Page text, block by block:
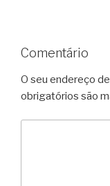
Comentário
O seu endereço
obrigatórios são